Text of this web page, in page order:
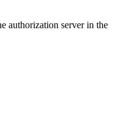
authorization server in the